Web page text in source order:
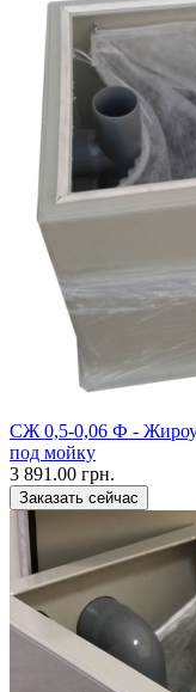
CЖ 0,5-0,06 Ф -
под мойку
3 891.00 грн.
Заказать сейчас